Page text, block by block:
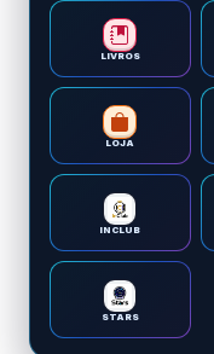
LIVROS
LOJA
INCLUB
STARS